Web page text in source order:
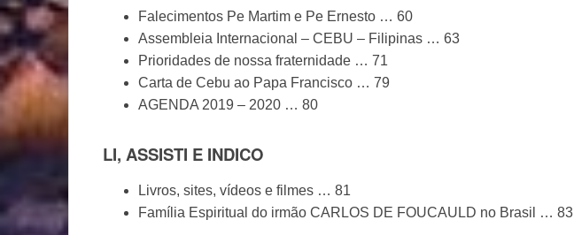
Falecimentos Pe Martim e Pe Ernesto … 60
Assembleia Internacional – CEBU – Filipinas … 63
Prioridades de nossa fraternidade … 71
Carta de Cebu ao Papa Francisco … 79
AGENDA 2019 – 2020 … 80
LI, ASSISTI E INDICO
Livros, sites, vídeos e filmes … 81
Família Espiritual do irmão CARLOS DE FOUCAULD no Brasil … 83